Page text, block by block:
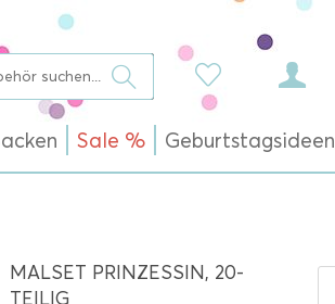
Sale % Geburtstagsideen
MALSET PRINZESSIN, 20-
TEILIG